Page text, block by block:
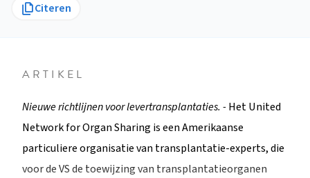
Citeren
ARTIKEL
Nieuwe richtlijnen voor levertransplantaties. -Het United
Network for Organ Sharing is een Amerikaanse
particuliere organisatie van transplantatie-experts, die
voor de VS de toewijzing van transplantatieorganen